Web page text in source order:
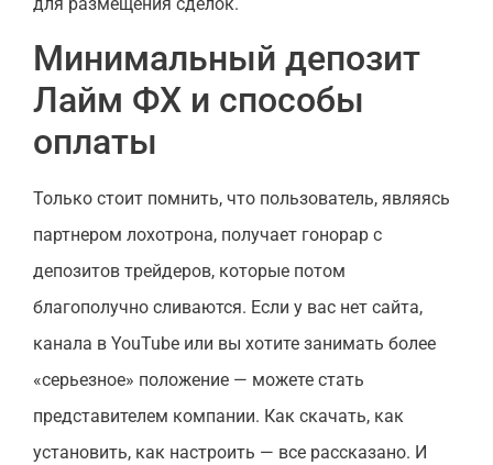
Минимальный депозит
Лайм ФХ и способы
оплаты
Только стоит помнить, что пользователь, являясь
партнером лохотрона, получает гонорар с
депозитов трейдеров, которые потом
благополучно сливаются. Если у вас нет сайта,
канала в YouTube или вы хотите занимать более
«серьезное» положение — можете стать
представителем компании. Как скачать, как
установить, как настроить — все рассказано. И